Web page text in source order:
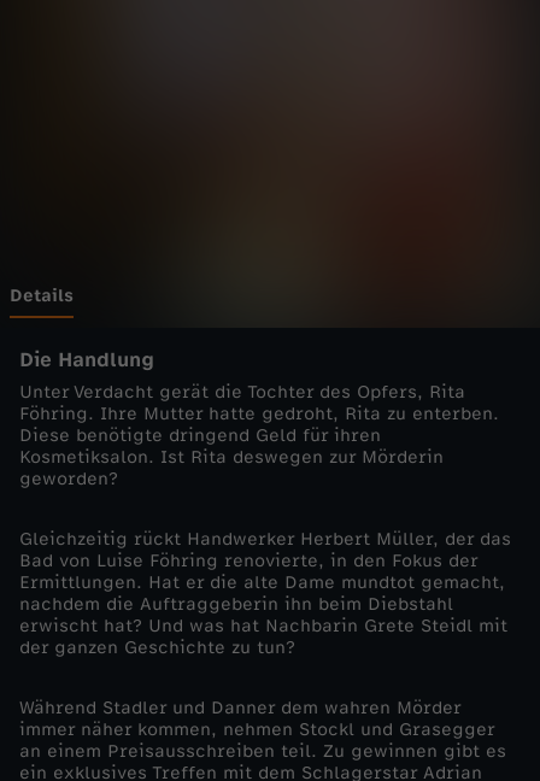
-
C
o
p
s
-
U
m
d
Details
Die Handlung
Unter Verdacht gerät die Tochter des Opfers, Rita
Föhring. Ihre Mutter hatte gedroht, Rita zu enterben.
Diese benötigte dringend Geld für ihren
Kosmetiksalon. Ist Rita deswegen zur Mörderin
geworden?
Gleichzeitig rückt Handwerker Herbert Müller, der das
Bad von Luise Föhring renovierte, in den Fokus der
Ermittlungen. Hat er die alte Dame mundtot gemacht,
nachdem die Auftraggeberin ihn beim Diebstahl
erwischt hat? Und was hat Nachbarin Grete Steidl mit
der ganzen Geschichte zu tun?
Während Stadler und Danner dem wahren Mörder
immer näher kommen, nehmen Stockl und Grasegger
an einem Preisausschreiben teil. Zu gewinnen gibt es
ein exklusives Treffen mit dem Schlagerstar Adrian